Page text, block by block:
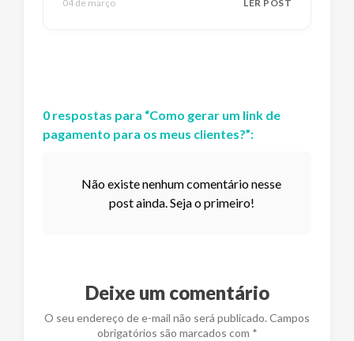
04 de março LER POST
0 respostas para “Como gerar um link de
pagamento para os meus clientes?”:
Não existe nenhum comentário nesse
post ainda. Seja o primeiro!
Deixe um comentário
O seu endereço de e-mail não será publicado. Campos
obrigatórios são marcados com *